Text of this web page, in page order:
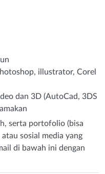
illustrator, Corel
dan 3D (AutoCad, 3DS
serta portofolio (bisa
sosial media yang
di bawah ini dengan